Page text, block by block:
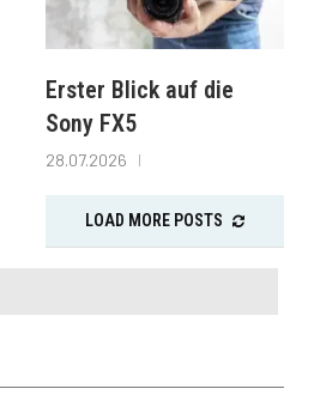
Erster Blick auf die
Sony FX5
28.07.2026
LOAD MORE POSTS